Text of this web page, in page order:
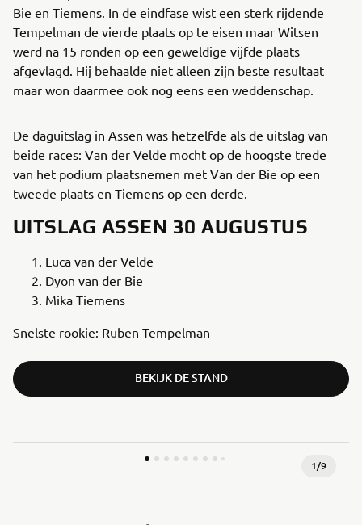
Bie en Tiemens. In de eindfase wist een sterk rijdende
Tempelman de vierde plaats op te eisen maar Witsen
werd na 15 ronden op een geweldige vijfde plaats
afgevlagd. Hij behaalde niet alleen zijn beste resultaat
maar won daarmee ook nog eens een weddenschap.
De daguitslag in Assen was hetzelfde als de uitslag van
beide races: Van der Velde mocht op de hoogste trede
van het podium plaatsnemen met Van der Bie op een
tweede plaats en Tiemens op een derde.
UITSLAG ASSEN 30 AUGUSTUS
Luca van der Velde
Dyon van der Bie
Mika Tiemens
Snelste rookie: Ruben Tempelman
BEKIJK DE STAND
1/9